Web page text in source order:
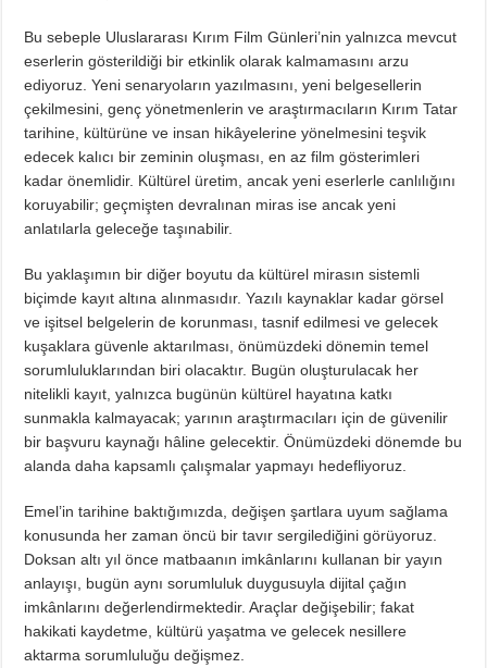
Bu sebeple Uluslararası Kırım Film Günleri’nin yalnızca mevcut
eserlerin gösterildiği bir etkinlik olarak kalmamasını arzu
ediyoruz. Yeni senaryoların yazılmasını, yeni belgesellerin
çekilmesini, genç yönetmenlerin ve araştırmacıların Kırım Tatar
tarihine, kültürüne ve insan hikâyelerine yönelmesini teşvik
edecek kalıcı bir zeminin oluşması, en az film gösterimleri
kadar önemlidir. Kültürel üretim, ancak yeni eserlerle canlılığını
koruyabilir; geçmişten devralınan miras ise ancak yeni
anlatılarla geleceğe taşınabilir.
Bu yaklaşımın bir diğer boyutu da kültürel mirasın sistemli
biçimde kayıt altına alınmasıdır. Yazılı kaynaklar kadar görsel
ve işitsel belgelerin de korunması, tasnif edilmesi ve gelecek
kuşaklara güvenle aktarılması, önümüzdeki dönemin temel
sorumluluklarından biri olacaktır. Bugün oluşturulacak her
nitelikli kayıt, yalnızca bugünün kültürel hayatına katkı
sunmakla kalmayacak; yarının araştırmacıları için de güvenilir
bir başvuru kaynağı hâline gelecektir. Önümüzdeki dönemde bu
alanda daha kapsamlı çalışmalar yapmayı hedefliyoruz.
Emel’in tarihine baktığımızda, değişen şartlara uyum sağlama
konusunda her zaman öncü bir tavır sergilediğini görüyoruz.
Doksan altı yıl önce matbaanın imkânlarını kullanan bir yayın
anlayışı, bugün aynı sorumluluk duygusuyla dijital çağın
imkânlarını değerlendirmektedir. Araçlar değişebilir; fakat
hakikati kaydetme, kültürü yaşatma ve gelecek nesillere
aktarma sorumluluğu değişmez.